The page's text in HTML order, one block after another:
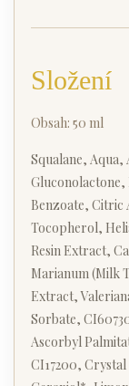
Složení
Obsah: 50 ml
Squalane,
Gluconolactone,
Benzoate, Citric
Tocopherol,
Resin Extract,
Marianum (Milk
Extract,
Sorbate,
Ascorbyl
CI17200,